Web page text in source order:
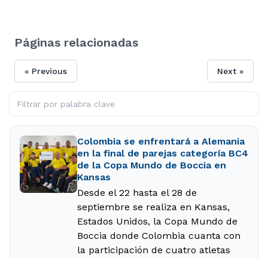
Páginas relacionadas
« Previous Next »
Colombia se enfrentará a Alemania
en la final de parejas categoría BC4
de la Copa Mundo de Boccia en
Kansas
Desde el 22 hasta el 28 de
septiembre se realiza en Kansas,
Estados Unidos, la Copa Mundo de
Boccia donde Colombia cuanta con
la participación de cuatro atletas